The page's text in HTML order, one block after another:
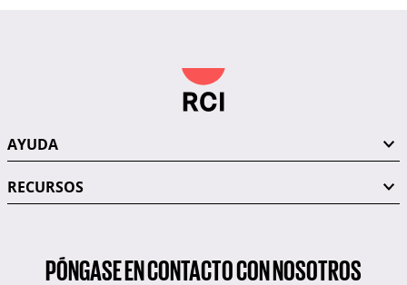
AYUDA
RECURSOS
PÓNGASE EN CONTACTO CON NOSOTROS